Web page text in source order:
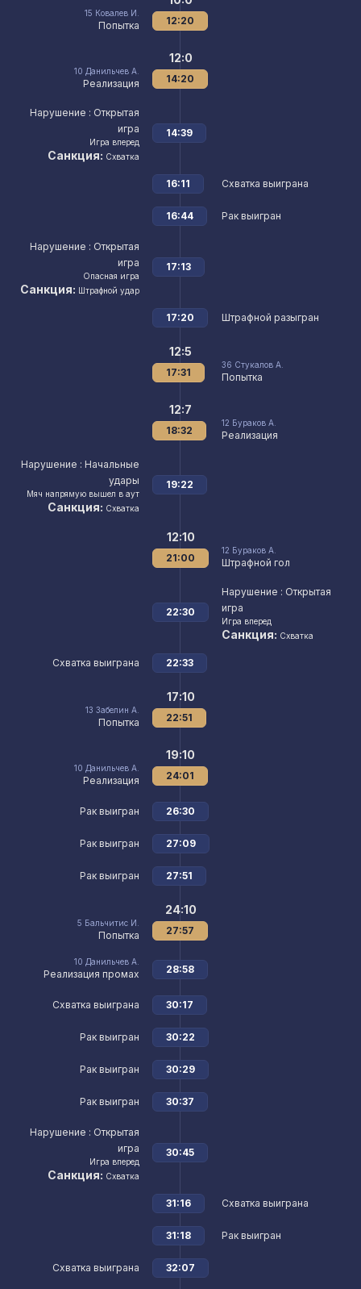
15 Ковалев И.
Попытка 12:20
10 Данильчев А.
Реализация
12:0
14:20
Нарушение : Открытая
игра
Игра вперед
Санкция: Схватка
14:39
Схватка выиграна
16:11
Рак выигран
16:44
Нарушение : Открытая
игра
Опасная игра
Санкция: Штрафной удар
17:13
Штрафной разыгран
17:20
36 Стукалов А.
Попытка
12:5
17:31
12 Бураков А.
Реализация
12:7
18:32
Нарушение : Начальные
удары
Мяч напрямую вышел в аут
Санкция: Схватка
19:22
12 Бураков А.
Штрафной гол
12:10
21:00
Нарушение : Открытая
игра
Игра вперед
Санкция: Схватка
22:30
Схватка выиграна 22:33
13 Забелин А.
Попытка
17:10
22:51
10 Данильчев А.
Реализация
19:10
24:01
Рак выигран 26:30
Рак выигран 27:09
Рак выигран 27:51
5 Бальчитис И.
Попытка
24:10
27:57
10 Данильчев А.
Реализация промах 28:58
Схватка выиграна 30:17
Рак выигран 30:22
Рак выигран 30:29
Рак выигран 30:37
Нарушение : Открытая
игра
Игра вперед
Санкция: Схватка
30:45
Схватка выиграна
31:16
Рак выигран
31:18
Схватка выиграна 32:07